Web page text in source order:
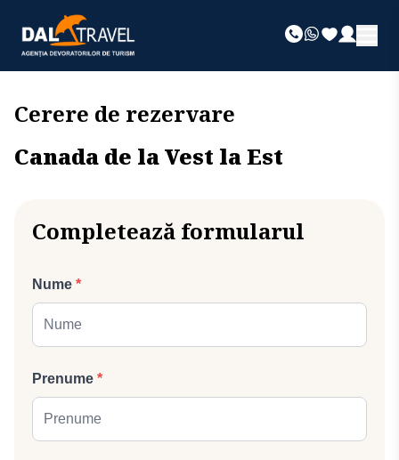
Cerere de rezervare
Canada de la Vest la Est
Completează formularul
Nume *
Prenume *